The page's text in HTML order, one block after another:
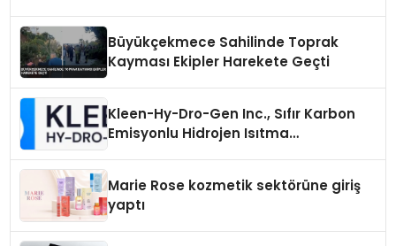
Büyükçekmece Sahilinde Toprak
Kayması Ekipler Harekete Geçti
Kleen-Hy-Dro-Gen Inc., Sıfır Karbon
Emisyonlu Hidrojen Isıtma
Marie Rose kozmetik sektörüne giriş
yaptı